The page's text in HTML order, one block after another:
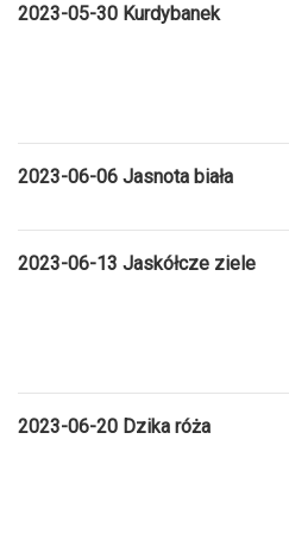
2023-05-30 Kurdybanek
2023-06-06 Jasnota biała
2023-06-13 Jaskółcze ziele
2023-06-20 Dzika róża